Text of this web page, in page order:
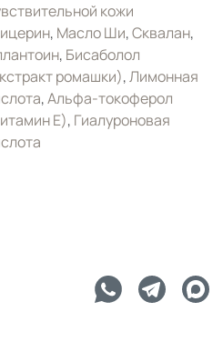
кожи
, Масло Ши,Сквалан,
, Бисаболол
ромашки),Лимонная
,Альфа-токоферол
Е), Гиалуроновая